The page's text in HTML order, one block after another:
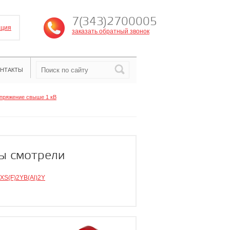
7(343)2700005
заказать обратный звонок
свыше 1 кВ
смотрели